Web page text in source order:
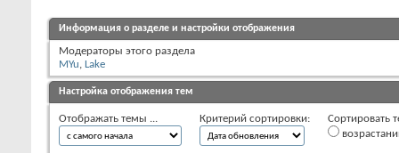
Информация о разделе и настройки отображения
Модераторы этого раздела
MYu, Lake
Настройка отображения тем
Отображать темы ... Критерий сортировки:
Сортировать